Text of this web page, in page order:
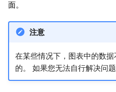
面。
注意
在某些情况下，图表中的数
的。 如果您无法自行解决问